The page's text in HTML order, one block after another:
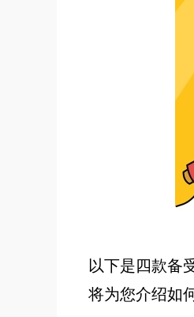
以下是四款备
将为您介绍如